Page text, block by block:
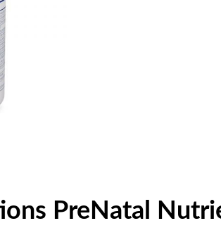
PreNatal